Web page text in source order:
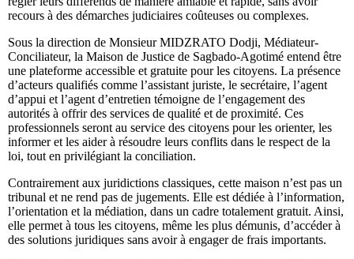
recours à des démarches judiciaires coûteuses ou complexes.
Sous la direction de Monsieur MIDZRATO Dodji, Médiateur-
Conciliateur, la Maison de Justice de Sagbado-Agotimé entend être
une plateforme accessible et gratuite pour les citoyens. La présence
d’acteurs qualifiés comme l’assistant juriste, le secrétaire, l’agent
d’appui et l’agent d’entretien témoigne de l’engagement des
autorités à offrir des services de qualité et de proximité. Ces
professionnels seront au service des citoyens pour les orienter, les
informer et les aider à résoudre leurs conflits dans le respect de la
loi, tout en privilégiant la conciliation.
Contrairement aux juridictions classiques, cette maison n’est pas un
tribunal et ne rend pas de jugements. Elle est dédiée à l’information,
l’orientation et la médiation, dans un cadre totalement gratuit. Ainsi,
elle permet à tous les citoyens, même les plus démunis, d’accéder à
des solutions juridiques sans avoir à engager de frais importants.